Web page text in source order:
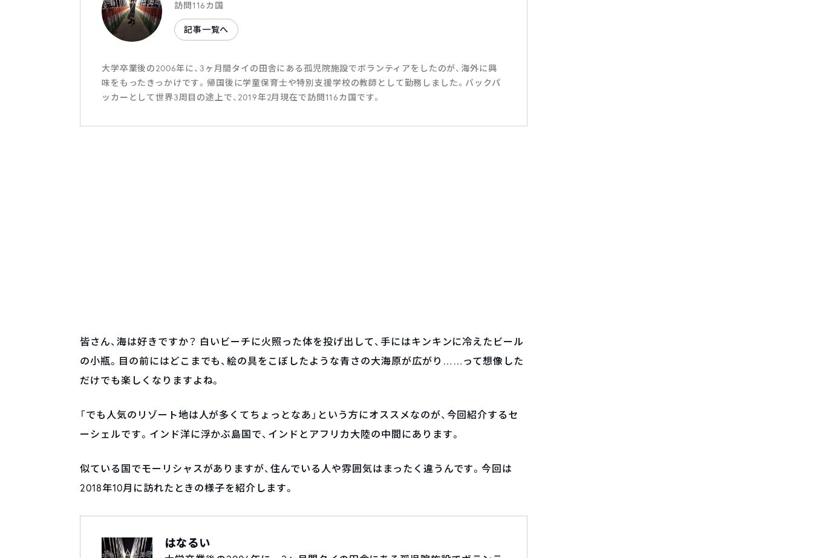
訪問116カ国
記事一覧へ
大学卒業後の2006年に、3ヶ月間タイの田舎にある孤児院施設でボランティアをしたのが、海外に興
味をもったきっかけです。帰国後に学童保育士や特別支援学校の教師として勤務しました。バックパ
ッカーとして世界3周目の途上で、2019年2月現在で訪問116カ国です。
皆さん、海は好きですか？ 白いビーチに火照った体を投げ出して、手にはキンキンに冷えたビール
の小瓶。目の前にはどこまでも、絵の具をこぼしたような青さの大海原が広がり……って想像した
だけでも楽しくなりますよね。
「でも人気のリゾート地は人が多くてちょっとなあ」という方にオススメなのが、今回紹介するセ
ーシェルです。インド洋に浮かぶ島国で、インドとアフリカ大陸の中間にあります。
似ている国でモーリシャスがありますが、住んでいる人や雰囲気はまったく違うんです。今回は
2018年10月に訪れたときの様子を紹介します。
はなるい